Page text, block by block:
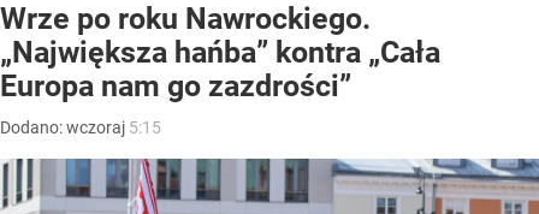
Wrze po roku Nawrockiego.
„Największa hańba” kontra „Cała
Europa nam go zazdrości”
Dodano:wczoraj 5:15